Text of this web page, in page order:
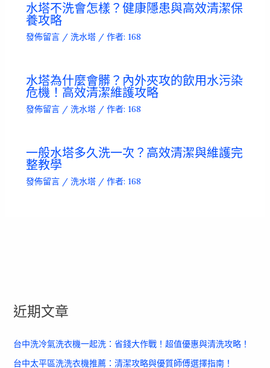
水塔不洗會怎樣？健康隱患與高效清潔保
養攻略
發佈留言 / 洗水塔/ 作者: 168
水塔為什麼會髒？內外夾攻的飲用水污染
危機！高效清潔維護攻略
發佈留言 / 洗水塔/ 作者: 168
一般水塔多久洗一次？高效清潔與維護完
整教學
發佈留言 / 洗水塔/ 作者: 168
近期文章
台中洗冷氣洗衣機一起洗：省錢大作戰！超值優惠與清洗攻略！
台中太平區洗洗衣機推薦：清潔攻略與優質師傅選擇指南！